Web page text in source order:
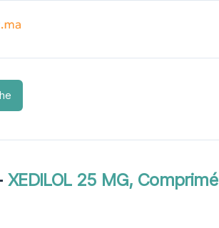
XEDILOL 25 MG, Comprimé